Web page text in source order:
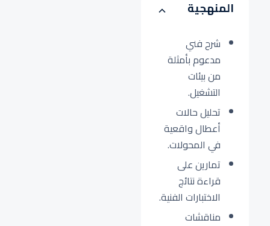
المنهجية
شرح فني
مدعوم بأمثلة
من بيئات
التشغيل.
تحليل حالات
أعطال واقعية
في المحولات.
تمارين على
قراءة نتائج
الاختبارات الفنية.
مناقشات